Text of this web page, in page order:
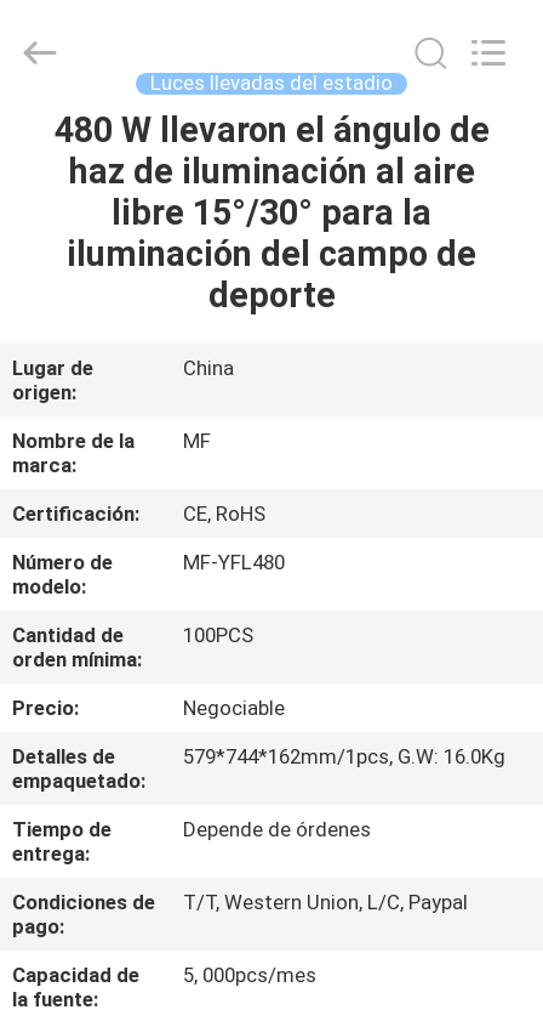
HOGAR
PRODUCTOS
SOBRE
NOSOTROS
VIAJE
DE
LA
FÁBRICA
DE
CALIDAD
ÉNTRENOS
CONTACTO
CON
Ming
Feng
Luces llevadas del estadio
480 W llevaron el ángulo de
haz de iluminación al aire
libre 15°/30° para la
iluminación del campo de
deporte
Lugar de
origen:
China
Nombre de la
marca:
MF
Certificación:
CE, RoHS
Número de
modelo:
MF-YFL480
Cantidad de
orden mínima:
100PCS
Precio:
Negociable
Detalles de
empaquetado:
579*744*162mm/1pcs, G.W: 16.0Kg
Tiempo de
entrega:
Depende de órdenes
Condiciones de
pago:
T/T, Western Union, L/C, Paypal
Capacidad de
la fuente:
5, 000pcs/mes